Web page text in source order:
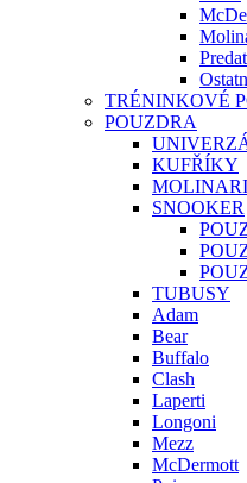
TRÉNINKOVÉ
POUZDRA
KUFŘÍKY
MOLINARI
SNOOKER
TUBUSY
Adam
Bear
Buffalo
Clash
Laperti
Longoni
Mezz
McDermott